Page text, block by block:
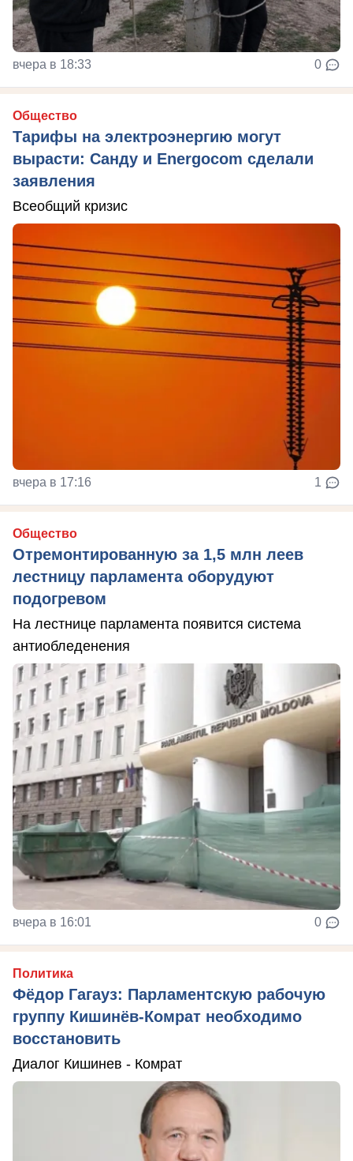
вчера в 18:33 0
Общество
Тарифы на электроэнергию могут
вырасти: Санду и Energocom сделали
заявления
Всеобщий кризис
вчера в 17:16 1
Общество
Отремонтированную за 1,5 млн леев
лестницу парламента оборудуют
подогревом
На лестнице парламента появится система
антиобледенения
вчера в 16:01 0
Политика
Фёдор Гагауз: Парламентскую рабочую
группу Кишинёв-Комрат необходимо
восстановить
Диалог Кишинев - Комрат